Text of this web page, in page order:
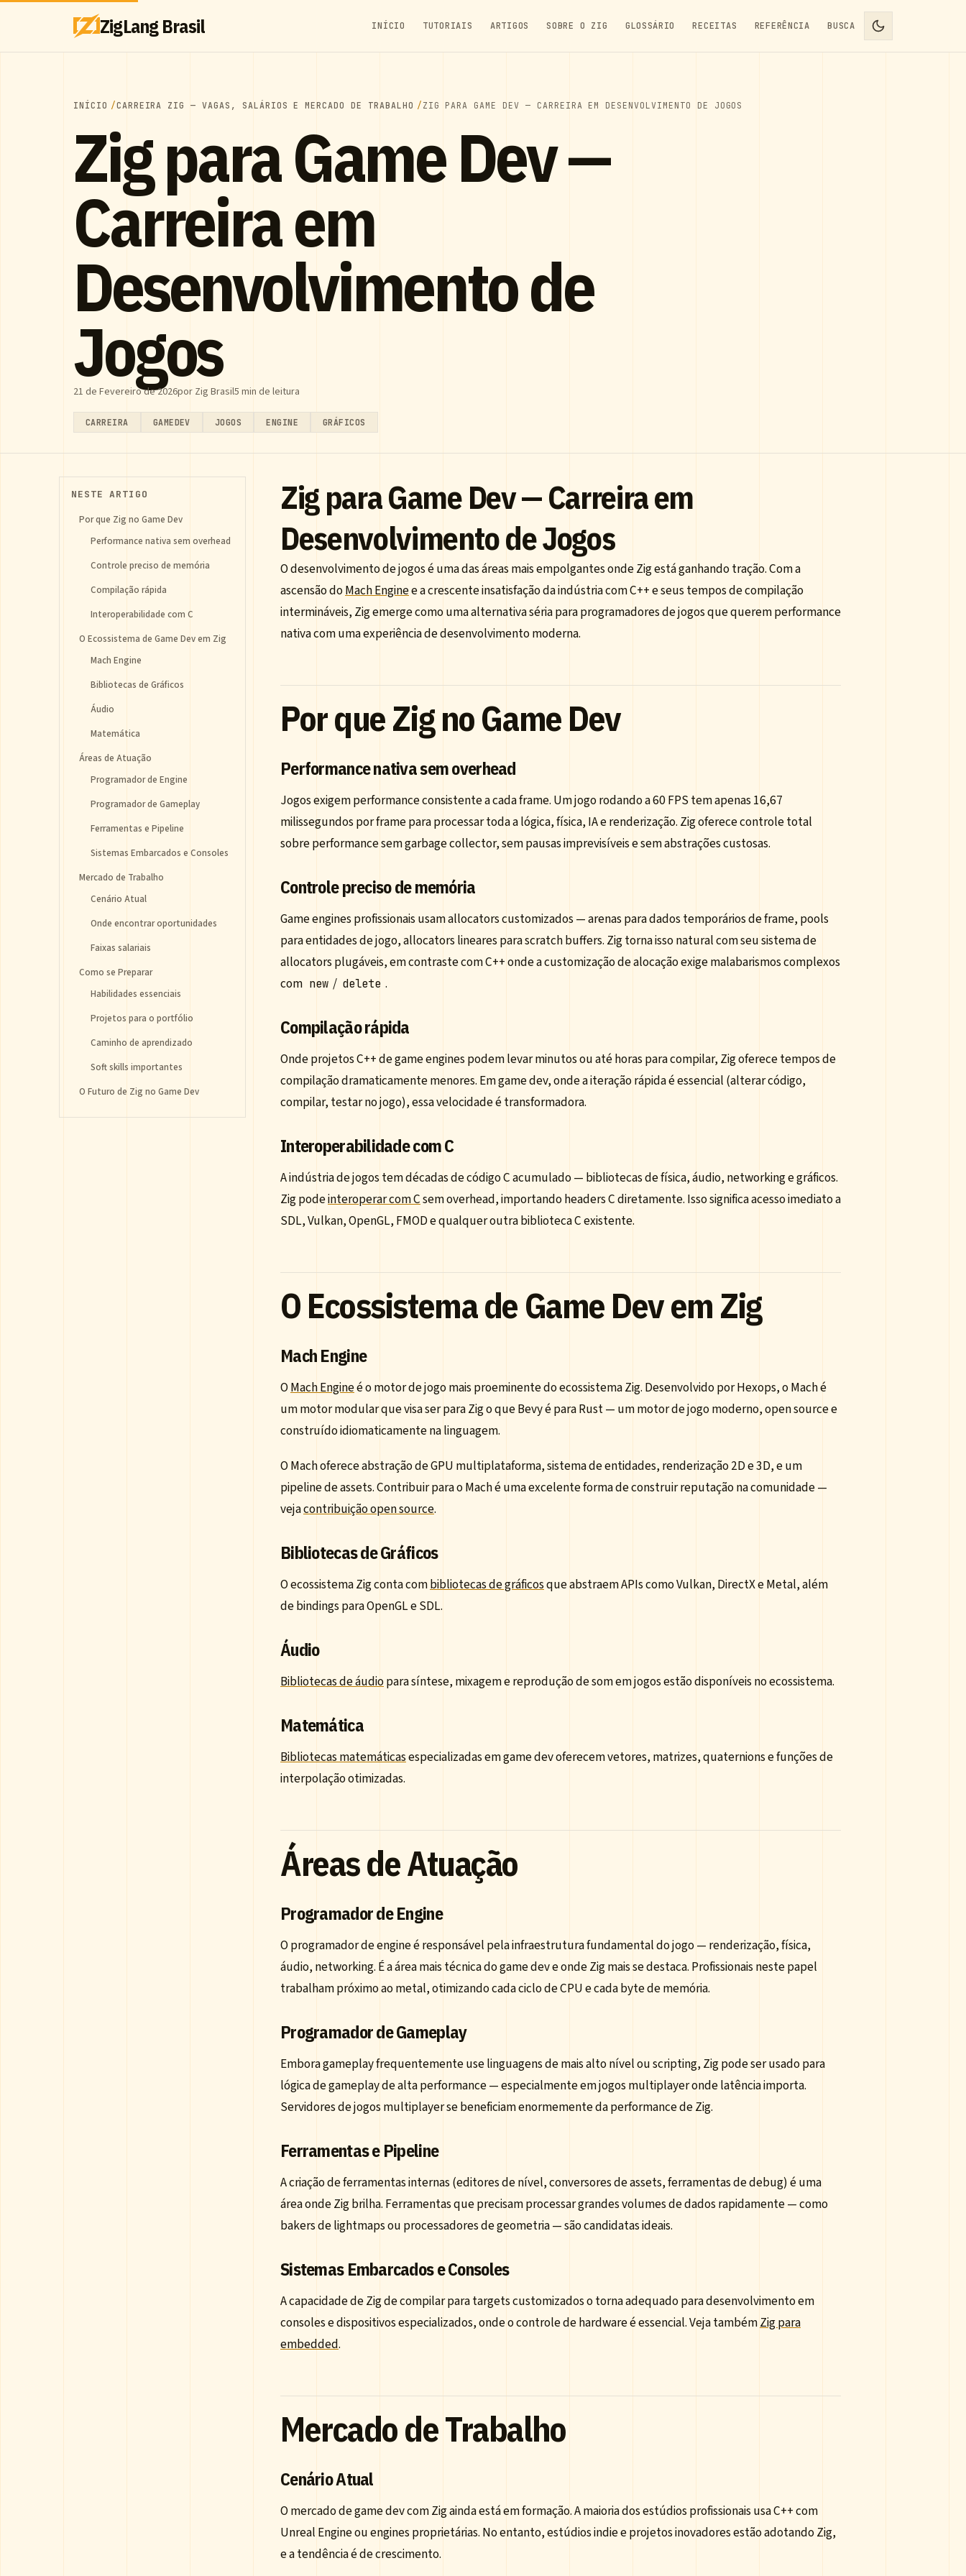
ZigLang Brasil INÍCIO TUTORIAIS ARTIGOS SOBRE O ZIG GLOSSÁRIO RECEITAS REFERÊNCIA BUSCA
INÍCIO CARREIRA ZIG — VAGAS, SALÁRIOS E MERCADO DE TRABALHO ZIG PARA GAME DEV — CARREIRA EM DESENVOLVIMENTO DE JOGOS
Zig para Game Dev —
Carreira em
Desenvolvimento de
Jogos
21 de Fevereiro de 2026por Zig Brasil5 min de leitura
CARREIRA GAMEDEV JOGOS ENGINE GRÁFICOS
NESTE ARTIGO
Por que Zig no Game Dev
Performance nativa sem overhead
Controle preciso de memória
Compilação rápida
Interoperabilidade com C
O Ecossistema de Game Dev em Zig
Mach Engine
Bibliotecas de Gráficos
Áudio
Matemática
Áreas de Atuação
Programador de Engine
Programador de Gameplay
Ferramentas e Pipeline
Sistemas Embarcados e Consoles
Mercado de Trabalho
Cenário Atual
Onde encontrar oportunidades
Faixas salariais
Como se Preparar
Habilidades essenciais
Projetos para o portfólio
Caminho de aprendizado
Soft skills importantes
O Futuro de Zig no Game Dev
Zig para Game Dev — Carreira em
Desenvolvimento de Jogos
O desenvolvimento de jogos é uma das áreas mais empolgantes onde Zig está ganhando tração. Com a
ascensão doMach Enginee a crescente insatisfação da indústria com C++ e seus tempos de compilação
intermináveis, Zig emerge como uma alternativa séria para programadores de jogos que querem performance
nativa com uma experiência de desenvolvimento moderna.
Por que Zig no Game Dev
Performance nativa sem overhead
Jogos exigem performance consistente a cada frame. Um jogo rodando a 60 FPS tem apenas 16,67
milissegundos por frame para processar toda a lógica, física, IA e renderização. Zig oferece controle total
sobre performance sem garbage collector, sem pausas imprevisíveis e sem abstrações custosas.
Controle preciso de memória
Game engines profissionais usam allocators customizados — arenas para dados temporários de frame, pools
para entidades de jogo, allocators lineares para scratch buffers. Zig torna isso natural com seu sistema de
allocators plugáveis, em contraste com C++ onde a customização de alocação exige malabarismos complexos
com new / delete .
Compilação rápida
Onde projetos C++ de game engines podem levar minutos ou até horas para compilar, Zig oferece tempos de
compilação dramaticamente menores. Em game dev, onde a iteração rápida é essencial (alterar código,
compilar, testar no jogo), essa velocidade é transformadora.
Interoperabilidade com C
A indústria de jogos tem décadas de código C acumulado — bibliotecas de física, áudio, networking e gráficos.
Zig podeinteroperar com Csem overhead, importando headers C diretamente. Isso significa acesso imediato a
SDL, Vulkan, OpenGL, FMOD e qualquer outra biblioteca C existente.
O Ecossistema de Game Dev em Zig
Mach Engine
OMach Engineé o motor de jogo mais proeminente do ecossistema Zig. Desenvolvido por Hexops, o Mach é
um motor modular que visa ser para Zig o que Bevy é para Rust — um motor de jogo moderno, open source e
construído idiomaticamente na linguagem.
O Mach oferece abstração de GPU multiplataforma, sistema de entidades, renderização 2D e 3D, e um
pipeline de assets. Contribuir para o Mach é uma excelente forma de construir reputação na comunidade —
vejacontribuição open source.
Bibliotecas de Gráficos
O ecossistema Zig conta combibliotecas de gráficosque abstraem APIs como Vulkan, DirectX e Metal, além
de bindings para OpenGL e SDL.
Áudio
Bibliotecas de áudiopara síntese, mixagem e reprodução de som em jogos estão disponíveis no ecossistema.
Matemática
Bibliotecas matemáticasespecializadas em game dev oferecem vetores, matrizes, quaternions e funções de
interpolação otimizadas.
Áreas de Atuação
Programador de Engine
O programador de engine é responsável pela infraestrutura fundamental do jogo — renderização, física,
áudio, networking. É a área mais técnica do game dev e onde Zig mais se destaca. Profissionais neste papel
trabalham próximo ao metal, otimizando cada ciclo de CPU e cada byte de memória.
Programador de Gameplay
Embora gameplay frequentemente use linguagens de mais alto nível ou scripting, Zig pode ser usado para
lógica de gameplay de alta performance — especialmente em jogos multiplayer onde latência importa.
Servidores de jogos multiplayer se beneficiam enormemente da performance de Zig.
Ferramentas e Pipeline
A criação de ferramentas internas (editores de nível, conversores de assets, ferramentas de debug) é uma
área onde Zig brilha. Ferramentas que precisam processar grandes volumes de dados rapidamente — como
bakers de lightmaps ou processadores de geometria — são candidatas ideais.
Sistemas Embarcados e Consoles
A capacidade de Zig de compilar para targets customizados o torna adequado para desenvolvimento em
consoles e dispositivos especializados, onde o controle de hardware é essencial. Veja tambémZig para
embedded.
Mercado de Trabalho
Cenário Atual
O mercado de game dev com Zig ainda está em formação. A maioria dos estúdios profissionais usa C++ com
Unreal Engine ou engines proprietárias. No entanto, estúdios indie e projetos inovadores estão adotando Zig,
e a tendência é de crescimento.